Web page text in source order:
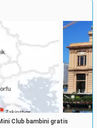
Club bambini gratis